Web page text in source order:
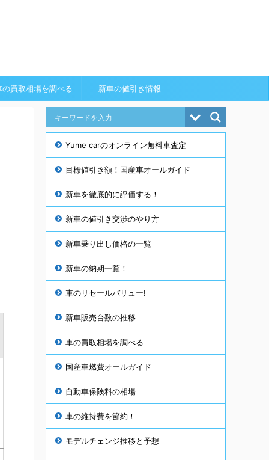
の買取相場を調べる 新車の値引き情報
Yume carのオンライン無料車査定
目標値引き額！国産車オールガイド
新車を徹底的に評価する！
新車の値引き交渉のやり方
新車乗り出し価格の一覧
新車の納期一覧！
車のリセールバリュー!
新車販売台数の推移
車の買取相場を調べる
国産車燃費オールガイド
自動車保険料の相場
車の維持費を節約！
モデルチェンジ推移と予想